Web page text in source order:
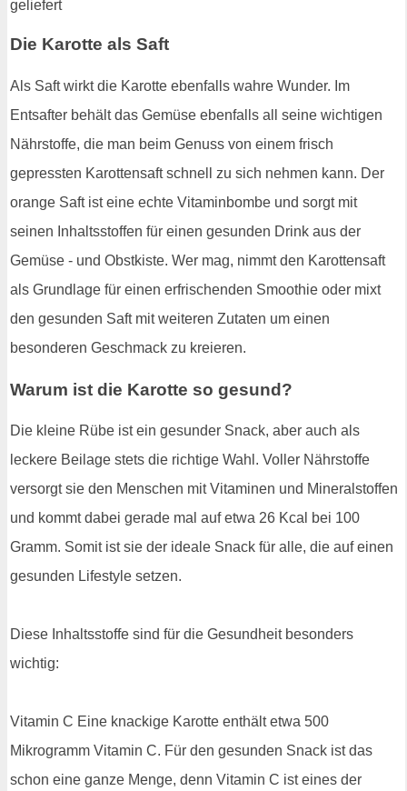
Die Karotte als Saft
Als Saft wirkt die Karotte ebenfalls wahre Wunder. Im
Entsafter behält das Gemüse ebenfalls all seine wichtigen
Nährstoffe, die man beim Genuss von einem frisch
gepressten Karottensaft schnell zu sich nehmen kann. Der
orange Saft ist eine echte Vitaminbombe und sorgt mit
seinen Inhaltsstoffen für einen gesunden Drink aus der
Gemüse - und Obstkiste. Wer mag, nimmt den Karottensaft
als Grundlage für einen erfrischenden Smoothie oder mixt
den gesunden Saft mit weiteren Zutaten um einen
besonderen Geschmack zu kreieren.
Warum ist die Karotte so gesund?
Die kleine Rübe ist ein gesunder Snack, aber auch als
leckere Beilage stets die richtige Wahl. Voller Nährstoffe
versorgt sie den Menschen mit Vitaminen und Mineralstoffen
und kommt dabei gerade mal auf etwa 26 Kcal bei 100
Gramm. Somit ist sie der ideale Snack für alle, die auf einen
gesunden Lifestyle setzen.
Diese Inhaltsstoffe sind für die Gesundheit besonders
wichtig:
Vitamin C Eine knackige Karotte enthält etwa 500
Mikrogramm Vitamin C. Für den gesunden Snack ist das
schon eine ganze Menge, denn Vitamin C ist eines der